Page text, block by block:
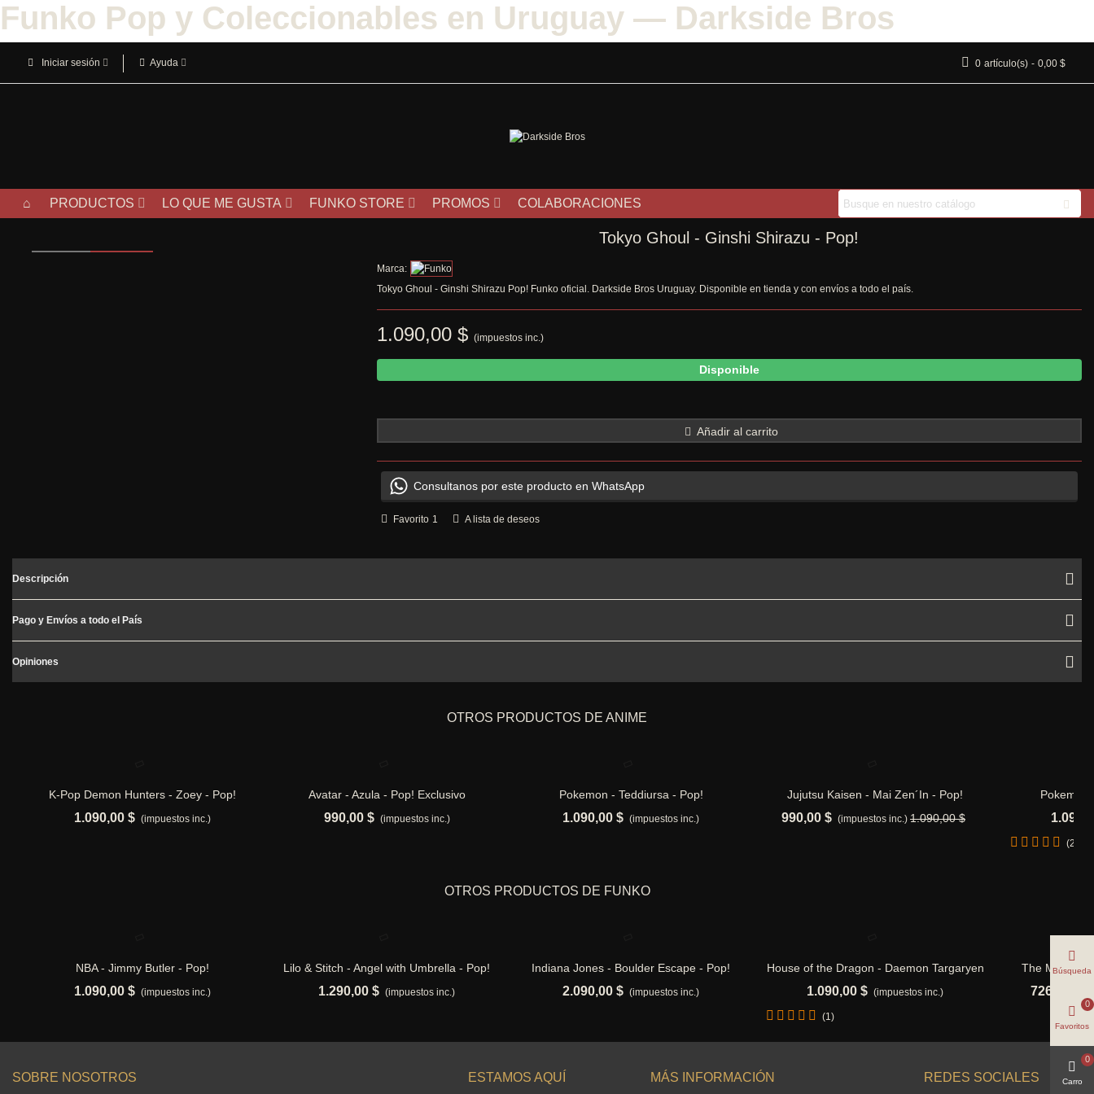
Funko Pop y Coleccionables en Uruguay — Darkside Bros
Iniciar sesión Ayuda 0 artículo(s) - 0,00 $
PRODUCTOS LO QUE ME GUSTA FUNKO STORE PROMOS COLABORACIONES
Tokyo Ghoul - Ginshi Shirazu - Pop!
Marca:
Tokyo Ghoul - Ginshi Shirazu Pop! Funko oficial. Darkside Bros Uruguay. Disponible en tienda y con envíos a todo el país.
1.090,00 $ (impuestos inc.)
Disponible
Añadir al carrito
Consultanos por este producto en WhatsApp
Favorito 1 A lista de deseos
Descripción
Pago y Envíos a todo el País
Opiniones
OTROS PRODUCTOS DE ANIME
Añadir al carrito
K-Pop Demon Hunters - Zoey - Pop!
1.090,00 $ (impuestos inc.)
Añadir al carrito
Avatar - Azula - Pop! Exclusivo
990,00 $ (impuestos inc.)
Añadir al carrito
Pokemon - Teddiursa - Pop!
1.090,00 $ (impuestos inc.)
Añadir al carrito
Jujutsu Kaisen - Mai Zen´In - Pop!
990,00 $ (impuestos inc.) 1.090,00 $
Pokemon
(2)
OTROS PRODUCTOS DE FUNKO
Añadir al carrito
NBA - Jimmy Butler - Pop!
1.090,00 $ (impuestos inc.)
Añadir al carrito
Lilo & Stitch - Angel with Umbrella - Pop!
Exclusivo
1.290,00 $ (impuestos inc.)
Añadir al carrito
Indiana Jones - Boulder Escape - Pop!
Moment
2.090,00 $ (impuestos inc.)
Añadir al carrito
House of the Dragon - Daemon Targaryen
- Pop!
1.090,00 $ (impuestos inc.)
(1)
The
726,66 $
SOBRE NOSOTROS ESTAMOS AQUÍ MÁS INFORMACIÓN REDES SOCIALES
Búsqueda
Favoritos
0
Carro
0